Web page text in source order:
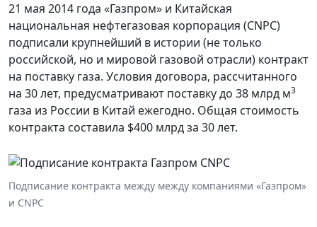
21 мая 2014 года «Газпром» и Китайская
национальная нефтегазовая корпорация (CNPC)
подписали крупнейший в истории (не только
российской, но и мировой газовой отрасли) контракт
на поставку газа. Условия договора, рассчитанного
на 30 лет, предусматривают поставку до 38 млрд м3
газа из России в Китай ежегодно. Общая стоимость
контракта составила $400 млрд за 30 лет.
Подписание контракта между между компаниями «Газпром»
и CNPC